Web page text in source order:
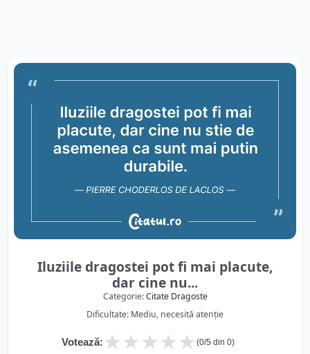
Iluziile dragostei pot fi mai placute,
dar cine nu...
Categorie:Citate Dragoste
Dificultate: Mediu, necesită atenție
Votează: ★
★
★
★
★ (0/5 din 0)